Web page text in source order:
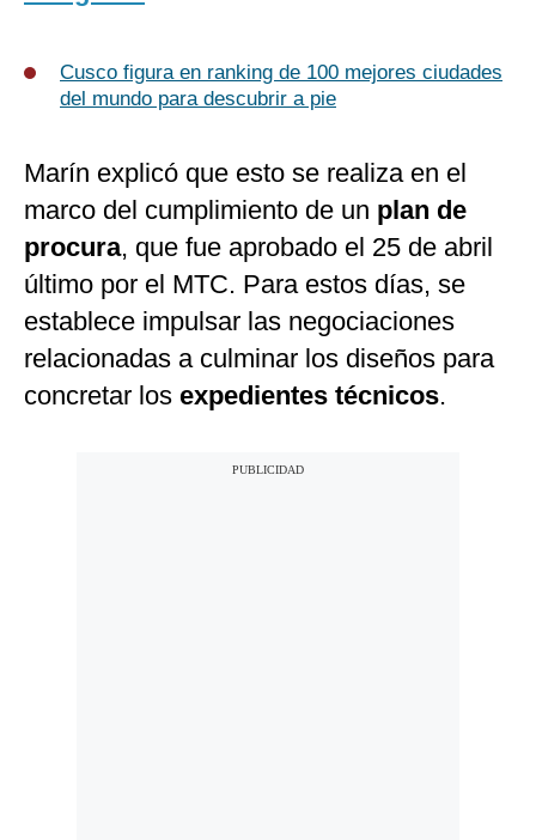
Cusco figura en ranking de 100 mejores ciudades
del mundo para descubrir a pie
Marín explicó que esto se realiza en el
marco del cumplimiento de un plan de
procura, que fue aprobado el 25 de abril
último por el MTC. Para estos días, se
establece impulsar las negociaciones
relacionadas a culminar los diseños para
concretar los expedientes técnicos.